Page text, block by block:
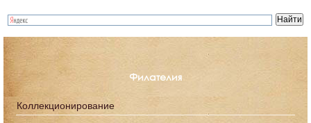
Филателия
Коллекционирование